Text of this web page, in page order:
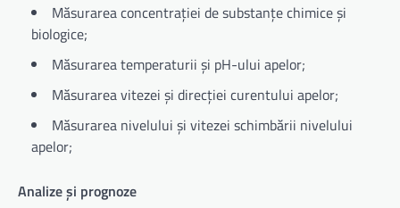
Măsurarea concentrației de substanțe chimice și
biologice;
Măsurarea temperaturii și pH-ului apelor;
Măsurarea vitezei și direcției curentului apelor;
Măsurarea nivelului și vitezei schimbării nivelului
apelor;
Analize și prognoze